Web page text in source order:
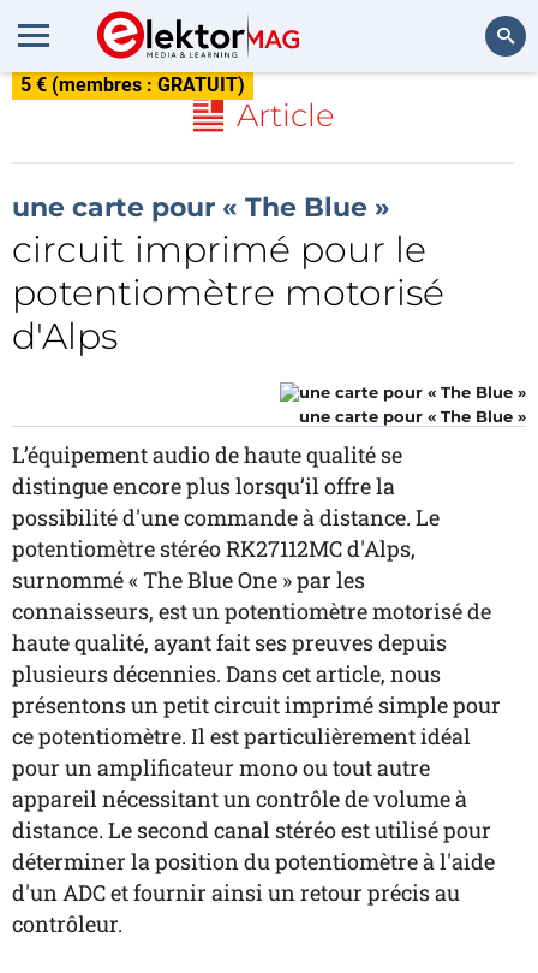
5 € (membres : GRATUIT)
Article
une carte pour « The Blue »
circuit imprimé pour le
potentiomètre motorisé
d'Alps
une carte pour « The Blue »
L’équipement audio de haute qualité se
distingue encore plus lorsqu’il offre la
possibilité d'une commande à distance. Le
potentiomètre stéréo RK27112MC d'Alps,
surnommé « The Blue One » par les
connaisseurs, est un potentiomètre motorisé de
haute qualité, ayant fait ses preuves depuis
plusieurs décennies. Dans cet article, nous
présentons un petit circuit imprimé simple pour
ce potentiomètre. Il est particulièrement idéal
pour un amplificateur mono ou tout autre
appareil nécessitant un contrôle de volume à
distance. Le second canal stéréo est utilisé pour
déterminer la position du potentiomètre à l'aide
d'un ADC et fournir ainsi un retour précis au
contrôleur.